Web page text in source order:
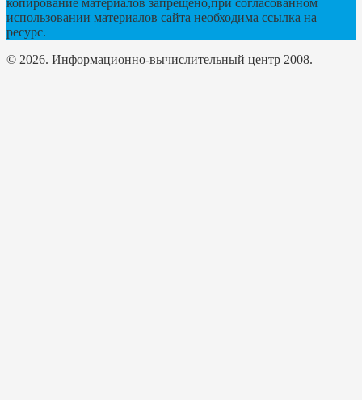
копирование материалов запрещено,при согласованном
использовании материалов сайта необходима ссылка на
ресурс.
© 2026. Информационно-вычислительный центр 2008.